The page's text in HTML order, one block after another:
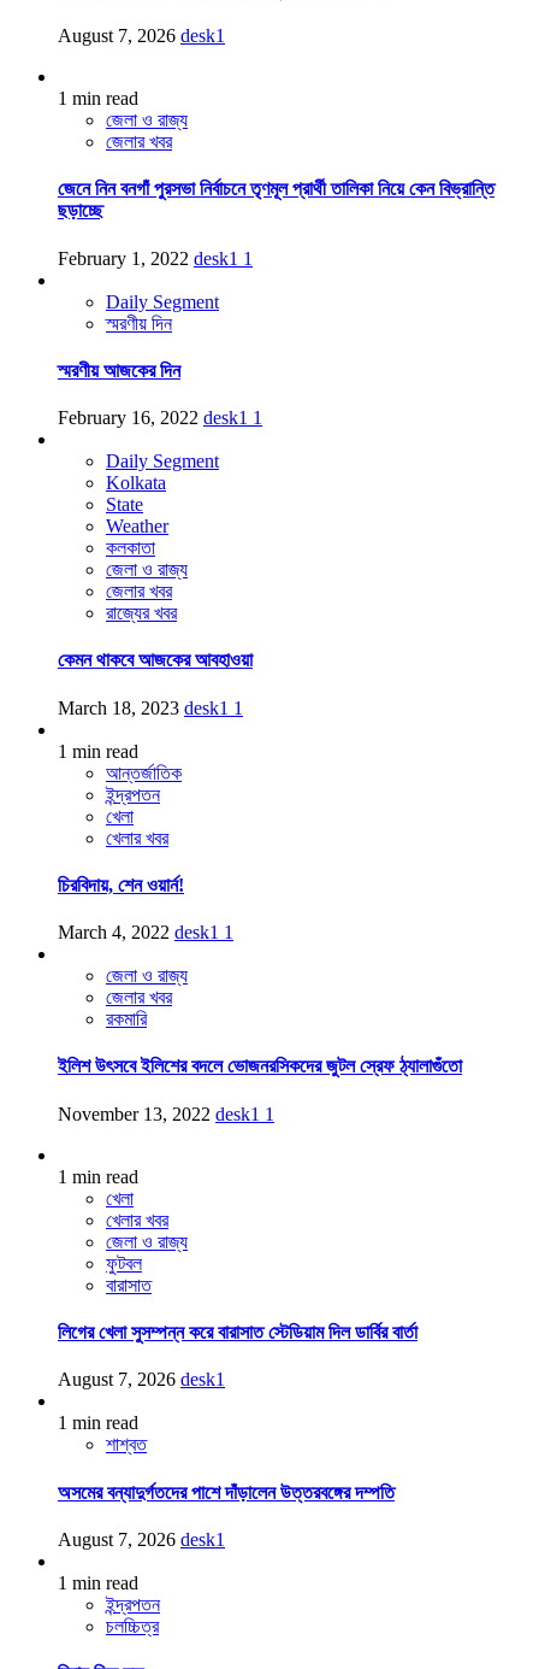
August 7, 2026 desk1
1 min read
জেলা ও রাজ্য
জেলার খবর
জেনে নিন বনগাঁ পুরসভা নির্বাচনে তৃণমূল প্রার্থী তালিকা নিয়ে কেন বিভ্রান্তি
ছড়াচ্ছে
February 1, 2022 desk1 1
Daily Segment
স্মরণীয় দিন
স্মরণীয় আজকের দিন
February 16, 2022 desk1 1
Daily Segment
Kolkata
State
Weather
কলকাতা
জেলা ও রাজ্য
জেলার খবর
রাজ্যের খবর
কেমন থাকবে আজকের আবহাওয়া
March 18, 2023 desk1 1
1 min read
আন্তর্জাতিক
ইন্দ্রপতন
খেলা
খেলার খবর
চিরবিদায়, শেন ওয়ার্ন!
March 4, 2022 desk1 1
জেলা ও রাজ্য
জেলার খবর
রকমারি
ইলিশ উৎসবে ইলিশের বদলে ভোজনরসিকদের জুটল স্রেফ ঠ্যালাগুঁতো
November 13, 2022 desk1 1
1 min read
খেলা
খেলার খবর
জেলা ও রাজ্য
ফুটবল
বারাসাত
লিগের খেলা সুসম্পন্ন করে বারাসাত স্টেডিয়াম দিল ডার্বির বার্তা
August 7, 2026 desk1
1 min read
শাশ্বত
অসমের বন্যাদুর্গতদের পাশে দাঁড়ালেন উত্তরবঙ্গের দম্পতি
August 7, 2026 desk1
1 min read
ইন্দ্রপতন
চলচ্চিত্র